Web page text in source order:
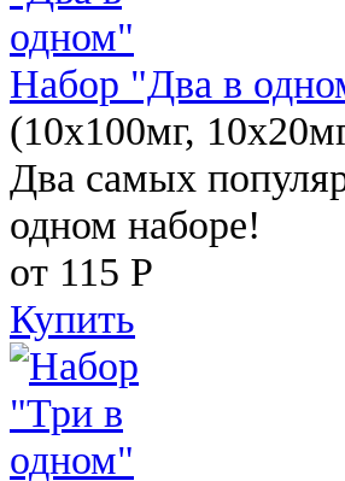
Набор "Два в
(10x100мг,
Два самых
одном наборе!
от 115 Р
Купить